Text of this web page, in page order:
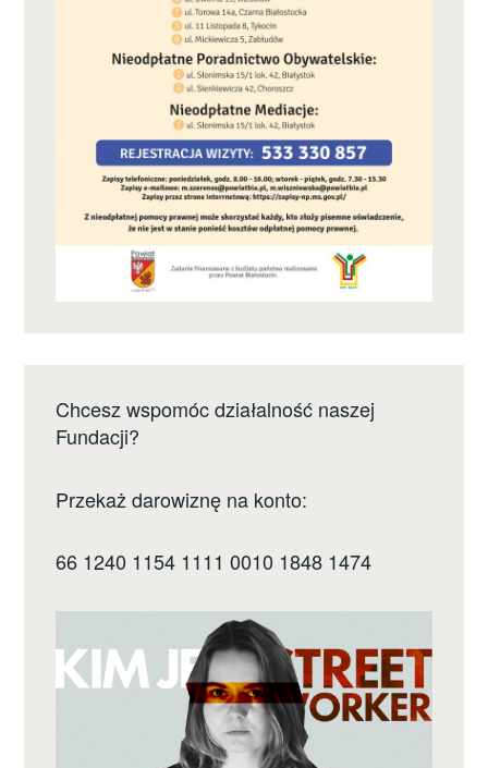
Chcesz wspomóc działalność naszej
Fundacji?
Przekaż darowiznę na konto:
66 1240 1154 1111 0010 1848 1474